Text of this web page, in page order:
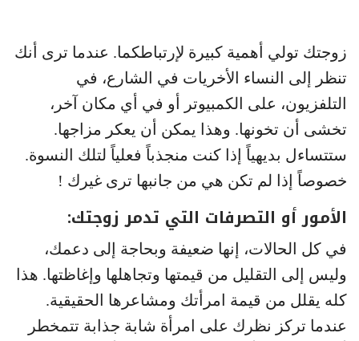
زوجتك تولي أهمية كبيرة لإرتباطكما. عندما ترى أنك
تنظر إلى النساء الأخريات في الشارع، في
التلفزيون، على الكمبيوتر أو في أي مكان آخر،
تخشى أن تخونها. وهذا يمكن أن يعكر مزاجها.
ستتساءل بديهياً إذا كنت منجذباً فعلياً لتلك النسوة.
خصوصاً إذا لم تكن هي من جانبها ترى غيرك !
الأمور أو التصرفات التي تدمر زوجتك:
في كل الحالات، إنها ضعيفة وبحاجة إلى دعمك،
وليس إلى التقليل من قيمتها وتجاهلها وإغاظتها. هذا
كله يقلل من قيمة امرأتك ومشاعرها الحقيقية.
عندما تركز نظرك على امرأة شابة جذابة تتمخطر